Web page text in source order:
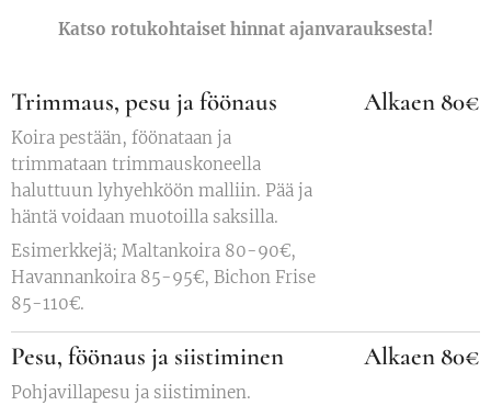
Katso rotukohtaiset hinnat ajanvarauksesta!
Trimmaus, pesu ja föönaus
Koira pestään, föönataan ja
trimmataan trimmauskoneella
haluttuun lyhyehköön malliin. Pää ja
häntä voidaan muotoilla saksilla.
Esimerkkejä; Maltankoira 80-90€,
Havannankoira 85-95€, Bichon Frise
85-110€.
Alkaen 80€
Pesu, föönaus ja siistiminen
Pohjavillapesu ja siistiminen.
Alkaen 80€